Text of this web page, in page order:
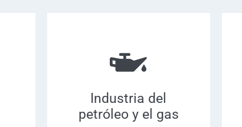
Industria del
petróleo y el gas